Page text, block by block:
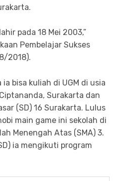
pada 18 Mei 2003,”
Pembelajar Sukses
2018).
bisa kuliah di UGM di usia
Surakarta dan
(SD) 16 Surakarta. Lulus
main game ini sekolah di
Menengah Atas (SMA) 3.
ia mengikuti program